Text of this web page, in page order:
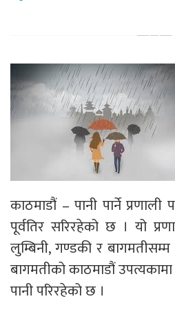
काठमाडौं – पानी पार्ने
पूर्वतिर सरिरहेको छ । यो
लुम्बिनी, गण्डकी र बागमतीसम्म
बागमतीको काठमाडौं
पानी परिरहेको छ ।